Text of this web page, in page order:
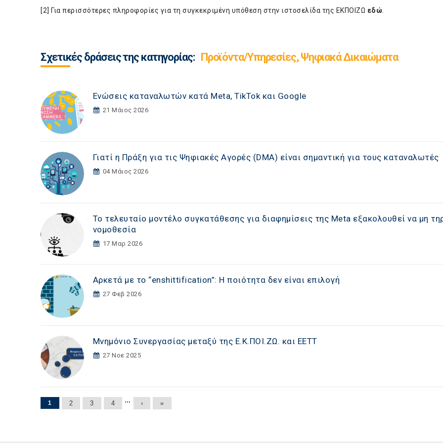
[2] Για περισσότερες πληροφορίες για τη συγκεκριμένη υπόθεση στην ιστοσελίδα της ΕΚΠΟΙΖΩ εδώ
Σχετικές δράσεις της κατηγορίας: Προϊόντα/Υπηρεσίες, Ψηφιακά Δικαιώματα
Ενώσεις καταναλωτών κατά Meta, TikTok και Google
21 Μάιος 2026
Γιατί η Πράξη για τις Ψηφιακές Αγορές (DMA) είναι σημαντική για τους καταναλωτές
04 Μάιος 2026
Το τελευταίο μοντέλο συγκατάθεσης για διαφημίσεις της Meta εξακολουθεί να μη
νομοθεσία
17 Μαρ 2026
Αρκετά με το “enshittification”: Η ποιότητα δεν είναι επιλογή
27 Φεβ 2026
Μνημόνιο Συνεργασίας μεταξύ της Ε.Κ.ΠΟΙ.ΖΩ. και ΕΕΤΤ
27 Νοε 2025
Σελίδες
1 2 3 4 … › »